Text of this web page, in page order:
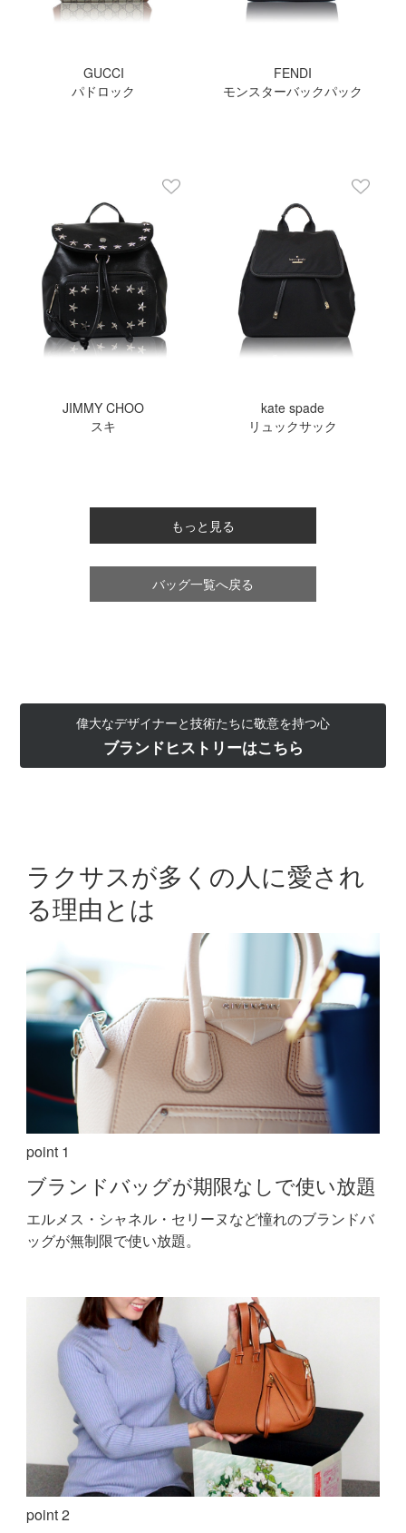
GUCCI
パドロック
FENDI
モンスターバックパック
JIMMY CHOO
スキ
kate spade
リュックサック
もっと見る
バッグ一覧へ戻る
偉大なデザイナーと技術たちに敬意を持つ心
ブランドヒストリーはこちら
ラクサスが多くの人に愛され
る理由とは
point 1
ブランドバッグが期限なしで使い放題
エルメス・シャネル・セリーヌなど憧れのブランドバ
ッグが無制限で使い放題。
point 2